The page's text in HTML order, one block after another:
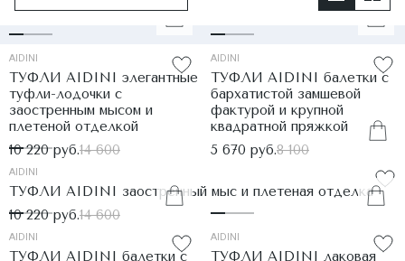
AIDINI
ТУФЛИ AIDINI элегантные
туфли-лодочки с
заостренным мысом и
плетеной отделкой
10 220 руб.14 600
AIDINI
ТУФЛИ AIDINI балетки с
бархатистой замшевой
фактурой и крупной
квадратной пряжкой
5 670 руб.8 100
AIDINI
ТУФЛИ AIDINI заостренный мыс и плетеная отделка
10 220 руб.14 600
AIDINI
ТУФЛИ AIDINI балетки с
AIDINI
ТУФЛИ AIDINI лаковая